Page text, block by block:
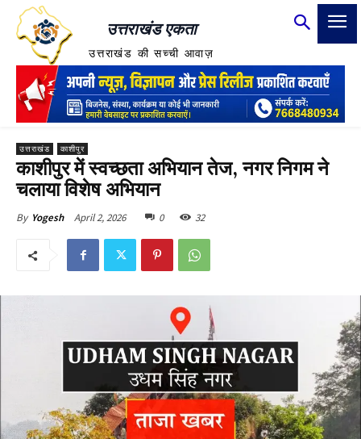
उत्तराखंड एकता
उत्तराखंड की सच्ची आवाज़
उत्तराखंड काशीपुर
काशीपुर में स्वच्छता अभियान तेज, नगर निगम ने
चलाया विशेष अभियान
By Yogesh April 2, 2026 0 32